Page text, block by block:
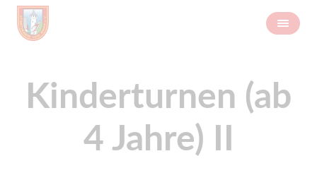
Kinderturnen (ab
4 Jahre) II